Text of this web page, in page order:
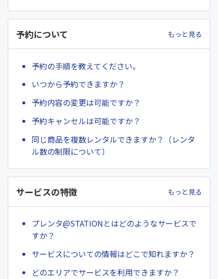
予約について もっと見る
予約の手順を教えてください。
いつから予約できますか？
予約内容の変更は可能ですか？
予約キャンセルは可能ですか？
同じ商品を複数レンタルできますか？（レンタ
ル数の制限について）
サービスの特徴 もっと見る
プレンタ@STATIONとはどのようなサービスで
すか？
サービスについての情報はどこで知れますか？
どのエリアでサービスを利用できますか？